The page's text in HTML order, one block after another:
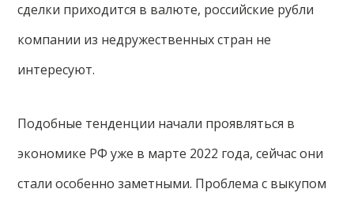
сделки приходится в валюте, российские рубли
компании из недружественных стран не
интересуют.
Подобные тенденции начали проявляться в
экономике РФ уже в марте 2022 года, сейчас они
стали особенно заметными. Проблема с выкупом